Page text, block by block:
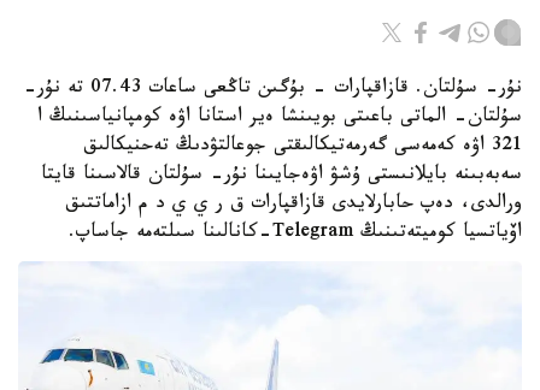
نۇر- سۇلتان. قازاقپارات - بۇگىن تاڭعى ساعات 07.43 تە نۇر-
سۇلتان- الماتى باعىتى بويىنشا ەير استانا اۋە كومپانياسىنىڭ ا
321 اۋە كەمەسى گەرمەتيكالىقتى جوعالتۋدىڭ تەحنيكالىق
سەبەبىنە بايلانىستى ۇشۋ اۋەجايىنا نۇر- سۇلتان قالاسىنا قايتا
ورالدى، دەپ حابارلايدى قازاقپارات ق ر ي ي د م ازاماتتىق
اۆياتسيا كوميتەتىنىڭ Telegram-كانالىنا سىلتەمە جاساپ.